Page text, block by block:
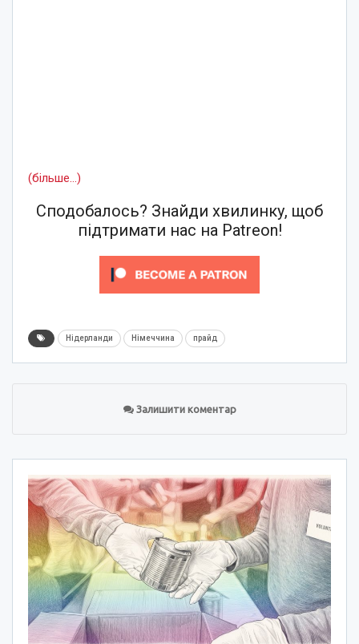
(більше…)
Сподобалось? Знайди хвилинку, щоб
підтримати нас на Patreon!
Нідерланди Німеччина прайд
Залишити коментар